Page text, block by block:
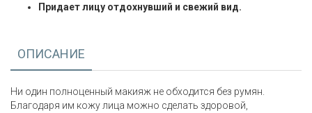
Придает лицу отдохнувший и свежий вид.
ОПИСАНИЕ
Ни один полноценный макияж не обходится без румян.
Благодаря им кожу лица можно сделать здоровой,